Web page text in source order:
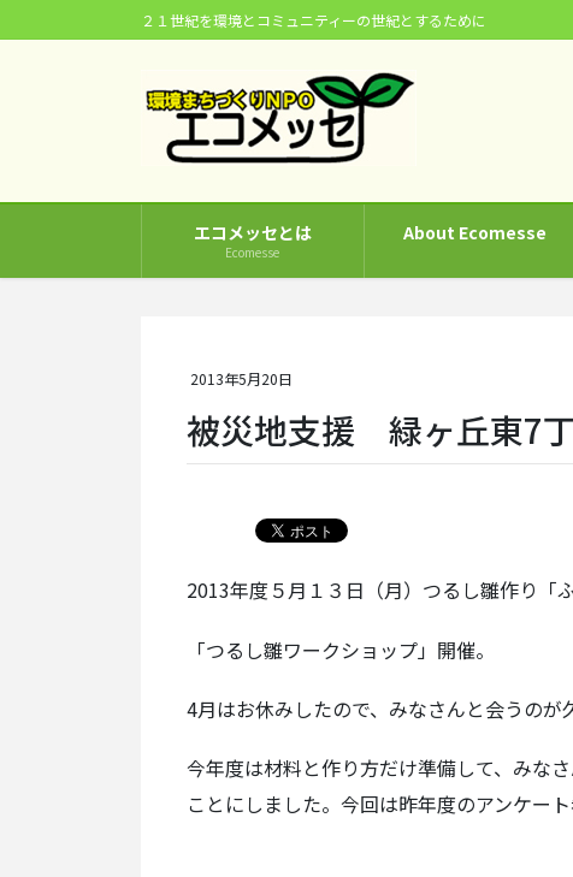
ン
ビ
動
２１世紀を環境とコミュニティーの世紀とするために
エコメッセとは
Ecomesse
About Ecomesse
2013年5月20日
被災地支援 緑ヶ丘東7
2013年度５月１３日（月）つるし雛作り「
「つるし雛ワークショップ」開催。
4月はお休みしたので、みなさんと会うのが
今年度は材料と作り方だけ準備して、みな
ことにしました。今回は昨年度のアンケー